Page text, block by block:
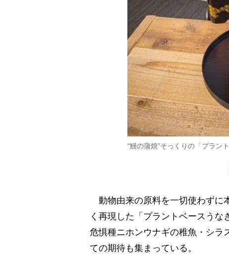
“鰻の蒲焼”そっくりの「プラン
動物由来の原料を一切使わずに
く再現した「プラントベースう
危惧種ニホンウナギの稚魚・シラ
ての期待も集まっている。